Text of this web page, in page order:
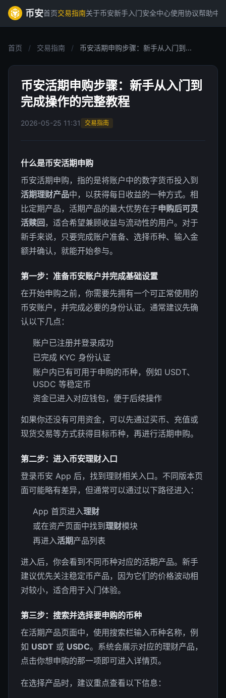
币安首页交易指南关于币安新手入门安全中心使用协议帮助中
首页 / 交易指南 / 币安活期申购步骤：新手从入门到...
币安活期申购步骤：新手从入门到
完成操作的完整教程
2026-05-25 11:31 交易指南
什么是币安活期申购
币安活期申购，指的是将账户中的数字货币投入到
活期理财产品中，以获得每日收益的一种方式。相
比定期产品，活期产品的最大优势在于申购后可灵
活赎回 ，适合希望兼顾收益与流动性的用户。对于
新手来说，只要完成账户准备、选择币种、输入金
额并确认，就能开始参与。
第一步：准备币安账户并完成基础设置
在开始申购之前，你需要先拥有一个可正常使用的
币安账户，并完成必要的身份认证。通常建议先确
认以下几点：
账户已注册并登录成功
已完成 KYC 身份认证
账户内已有可用于申购的币种，例如 USDT、
USDC 等稳定币
资金已进入对应钱包，便于后续操作
如果你还没有可用资金，可以先通过买币、充值或
现货交易等方式获得目标币种，再进行活期申购。
第二步：进入币安理财入口
登录币安 App 后，找到理财相关入口。不同版本页
面可能略有差异，但通常可以通过以下路径进入：
App 首页进入理财
或在资产页面中找到 理财模块
再进入活期产品列表
进入后，你会看到不同币种对应的活期产品。新手
建议优先关注稳定币产品，因为它们的价格波动相
对较小，适合用于入门体验。
第三步：搜索并选择要申购的币种
在活期产品页面中，使用搜索栏输入币种名称，例
如 USDT 或 USDC。系统会展示对应的理财产品，
点击你想申购的那一项即可进入详情页。
在选择产品时，建议重点查看以下信息：